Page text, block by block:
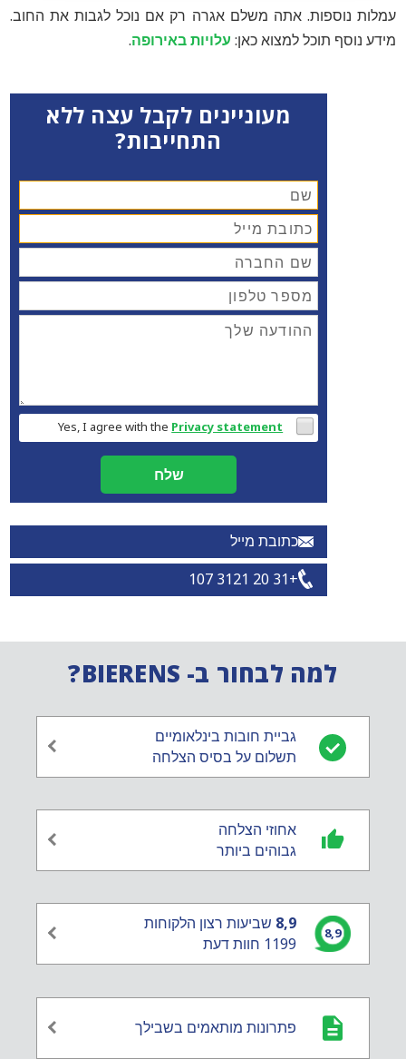
עמלות נוספות. אתה משלם אגרה רק אם נוכל לגבות את החוב.
מידע נוסף תוכל למצוא כאן: עלויות באירופה.
מעוניינים לקבל עצה ללא
התחייבות?
Yes, I agree with the Privacy statement
שלח
כתובת מייל
+31 20 3121 107
למה לבחור ב- BIERENS?
גביית חובות בינלאומיים
תשלום על בסיס הצלחה
אחוזי הצלחה
גבוהים ביותר
8,9
8,9 שביעות רצון הלקוחות
1199 חוות דעת
פתרונות מותאמים בשבילך